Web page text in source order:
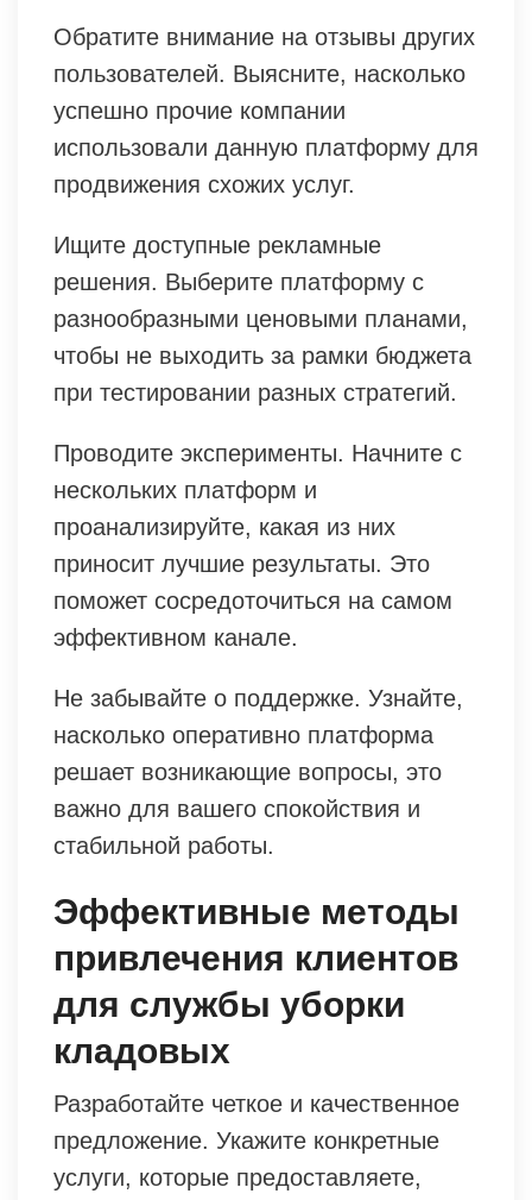
Обратите внимание на отзывы других
пользователей. Выясните, насколько
успешно прочие компании
использовали данную платформу для
продвижения схожих услуг.
Ищите доступные рекламные
решения. Выберите платформу с
разнообразными ценовыми планами,
чтобы не выходить за рамки бюджета
при тестировании разных стратегий.
Проводите эксперименты. Начните с
нескольких платформ и
проанализируйте, какая из них
приносит лучшие результаты. Это
поможет сосредоточиться на самом
эффективном канале.
Не забывайте о поддержке. Узнайте,
насколько оперативно платформа
решает возникающие вопросы, это
важно для вашего спокойствия и
стабильной работы.
Эффективные методы
привлечения клиентов
для службы уборки
кладовых
Разработайте четкое и качественное
предложение. Укажите конкретные
услуги, которые предоставляете,